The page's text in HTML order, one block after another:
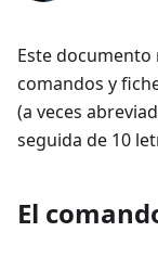
Este
comandos y
(a veces
seguida de 10
El